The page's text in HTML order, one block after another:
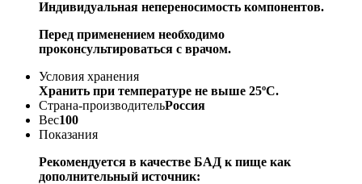
Индивидуальная непереносимость компонентов.
Перед применением необходимо
проконсультироваться с врачом.
Условия хранения
Хранить при температуре не выше 25ºС.
Страна-производительРоссия
Вес100
Показания
Рекомендуется в качестве БАД к пище как
дополнительный источник: